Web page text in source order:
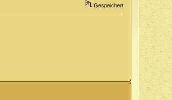
Gespeichert